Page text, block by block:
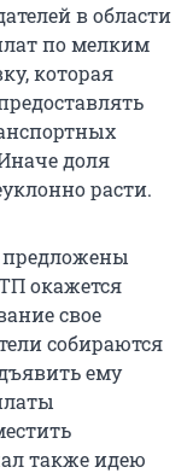
в области
по мелким
которая
доля
расти.
предложены
окажется
свое
собираются
ему
также идею